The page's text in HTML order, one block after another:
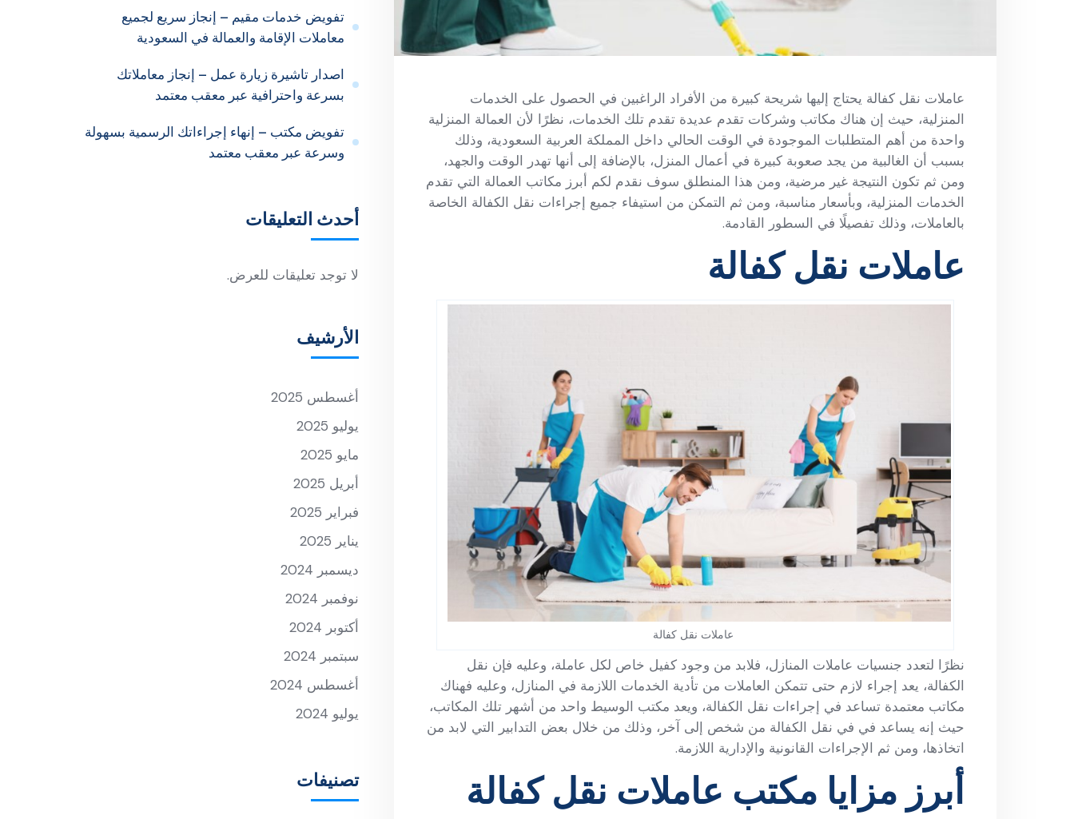
عاملات نقل كفالة يحتاج إليها شريحة كبيرة من الأفراد الراغبين في الحصول على الخدمات
المنزلية، حيث إن هناك مكاتب وشركات تقدم عديدة تقدم تلك الخدمات، نظرًا لأن العمالة المنزلية
واحدة من أهم المتطلبات الموجودة في الوقت الحالي داخل المملكة العربية السعودية، وذلك
بسبب أن الغالبية من يجد صعوبة كبيرة في أعمال المنزل، بالإضافة إلى أنها تهدر الوقت والجهد،
ومن ثم تكون النتيجة غير مرضية، ومن هذا المنطلق سوف نقدم لكم أبرز مكاتب العمالة التي تقدم
الخدمات المنزلية، وبأسعار مناسبة، ومن ثم التمكن من استيفاء جميع إجراءات نقل الكفالة الخاصة
بالعاملات، وذلك تفصيلًا في السطور القادمة.
عاملات نقل كفالة
عاملات نقل كفالة
نظرًا لتعدد جنسيات عاملات المنازل، فلابد من وجود كفيل خاص لكل عاملة، وعليه فإن نقل
الكفالة، يعد إجراء لازم حتى تتمكن العاملات من تأدية الخدمات اللازمة في المنازل، وعليه فهناك
مكاتب معتمدة تساعد في إجراءات نقل الكفالة، ويعد مكتب الوسيط واحد من أشهر تلك المكاتب،
حيث إنه يساعد في في نقل الكفالة من شخص إلى آخر، وذلك من خلال بعض التدابير التي لابد من
اتخاذها، ومن ثم الإجراءات القانونية والإدارية اللازمة.
أبرز مزايا مكتب عاملات نقل كفالة
تفويض خدمات مقيم – إنجاز سريع لجميع
معاملات الإقامة والعمالة في السعودية
اصدار تاشيرة زيارة عمل – إنجاز معاملاتك
بسرعة واحترافية عبر معقب معتمد
تفويض مكتب – إنهاء إجراءاتك الرسمية بسهولة
وسرعة عبر معقب معتمد
أحدث التعليقات
لا توجد تعليقات للعرض.
الأرشيف
أغسطس 2025
يوليو 2025
مايو 2025
أبريل 2025
فبراير 2025
يناير 2025
ديسمبر 2024
نوفمبر 2024
أكتوبر 2024
سبتمبر 2024
أغسطس 2024
يوليو 2024
تصنيفات